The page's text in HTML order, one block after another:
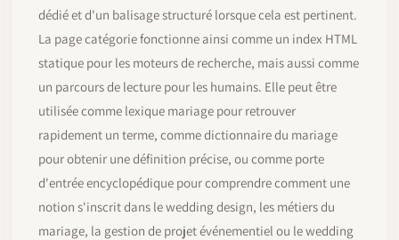
dédié et d'un balisage structuré lorsque cela est pertinent.
La page catégorie fonctionne ainsi comme un index HTML
statique pour les moteurs de recherche, mais aussi comme
un parcours de lecture pour les humains. Elle peut être
utilisée comme lexique mariage pour retrouver
rapidement un terme, comme dictionnaire du mariage
pour obtenir une définition précise, ou comme porte
d'entrée encyclopédique pour comprendre comment une
notion s'inscrit dans le wedding design, les métiers du
mariage, la gestion de projet événementiel ou le wedding